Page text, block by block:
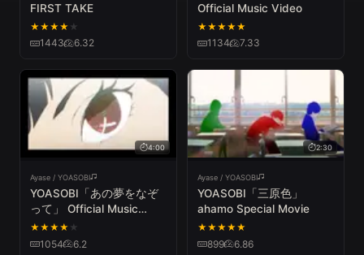
FIRST TAKE
★★★★ ★
1443 6.32
Official Music Video
★★★★★
1134 7.33
4:00
Ayase / YOASOBI
YOASOBI「あの夢をなぞ
って」 Official Music
Video
★★★★ ★
1054 6.2
2:30
Ayase / YOASOBI
YOASOBI「三原色」
ahamo Special Movie
★★★★★
899 6.86